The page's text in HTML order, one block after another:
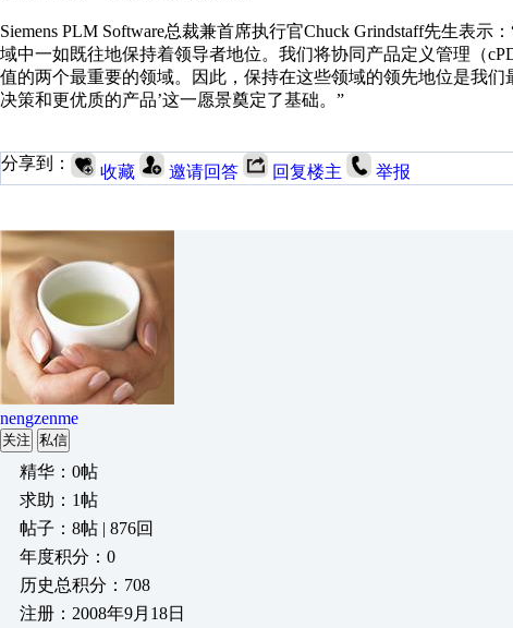
Siemens PLM Software总裁兼首席执行官Chuck Grindstaff先生表
域中一如既往地保持着领导者地位。我们将协同产品定义管理（
值的两个最重要的领域。因此，保持在这些领域的领先地位是我
决策和更优质的产品’这一愿景奠定了基础。”
分享到： 收藏 邀请回答 回复楼主 举报
nengzenme
关注 私信
精华：0帖
求助：1帖
帖子：8帖 | 876回
年度积分：0
历史总积分：708
注册：2008年9月18日